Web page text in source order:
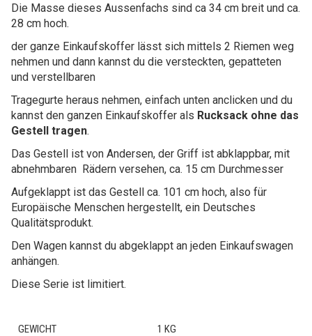
Die Masse dieses Aussenfachs sind ca 34 cm breit und ca.
28 cm hoch.
der ganze Einkaufskoffer lässt sich mittels 2 Riemen weg
nehmen und dann kannst du die versteckten, gepatteten
und verstellbaren
Tragegurte heraus nehmen, einfach unten anclicken und du
kannst den ganzen Einkaufskoffer als Rucksack ohne das
Gestell tragen.
Das Gestell ist von Andersen, der Griff ist abklappbar, mit
abnehmbaren Rädern versehen, ca. 15 cm Durchmesser
Aufgeklappt ist das Gestell ca. 101 cm hoch, also für
Europäische Menschen hergestellt, ein Deutsches
Qualitätsprodukt.
Den Wagen kannst du abgeklappt an jeden Einkaufswagen
anhängen.
Diese Serie ist limitiert.
GEWICHT 1 KG